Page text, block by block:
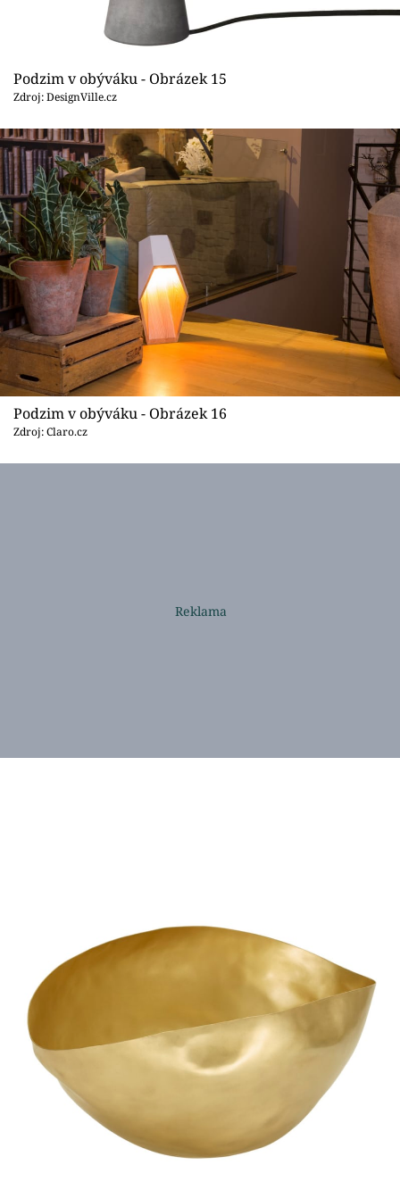
Podzim v obýváku - Obrázek 15
Zdroj: DesignVille.cz
Podzim v obýváku - Obrázek 16
Zdroj: Claro.cz